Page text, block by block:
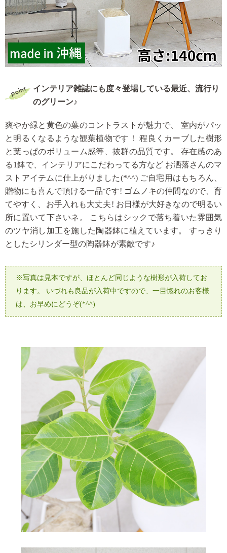
インテリア雑誌にも度々登場している最近、流行り
のグリーン♪
爽やか緑と黄色の葉のコントラストが魅力で、
室内がパッ
と明るくなるような観葉植物です！
程良くカーブした樹形
と葉っぱのボリューム感等、抜群の品質です。
存在感のあ
る1鉢で、インテリアにこだわってる方など お洒落さんのマ
ストアイテムに仕上がりました(*^^)ご自宅用はもちろん、
贈物にも喜んで頂ける一品です! ゴムノキの仲間なので、育
てやすく、お手入れも大丈夫! お日様が大好きなので明るい
所に置いて下さいネ。
こちらはシックで落ち着いた雰囲気
のツヤ消し加工を施した陶器鉢に植えています。
すっきり
としたシリンダー型の陶器鉢が素敵です♪
※写真は見本ですが、ほとんど同じような樹形が入荷してお
ります。
いづれも良品が入荷中ですので、一目惚れのお客様
は、お早めにどうぞ(*^^)